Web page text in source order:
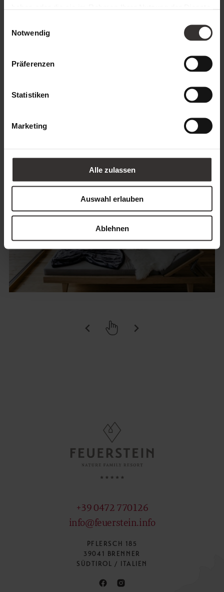
Notwendig
Präferenzen
Statistiken
Marketing
Alle zulassen
Auswahl erlauben
Ablehnen
EIN WELLNESSTAG IM
+39 0472 770126
info@feuerstein.info
PFLERSCH 185
39041 BRENNER
SÜDTIROL / ITALIEN